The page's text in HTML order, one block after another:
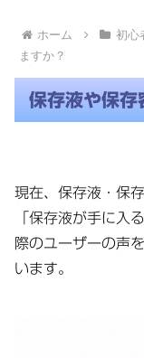
ホーム 初心
ますか？
保存液や保存
現在、保存液・保
「保存液が手に入
際のユーザーの声
います。